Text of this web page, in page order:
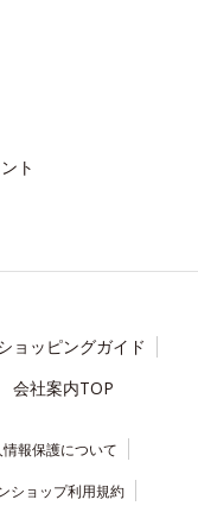
ト
ョッピングガイド
会社案内TOP
報保護について
ショップ利用規約